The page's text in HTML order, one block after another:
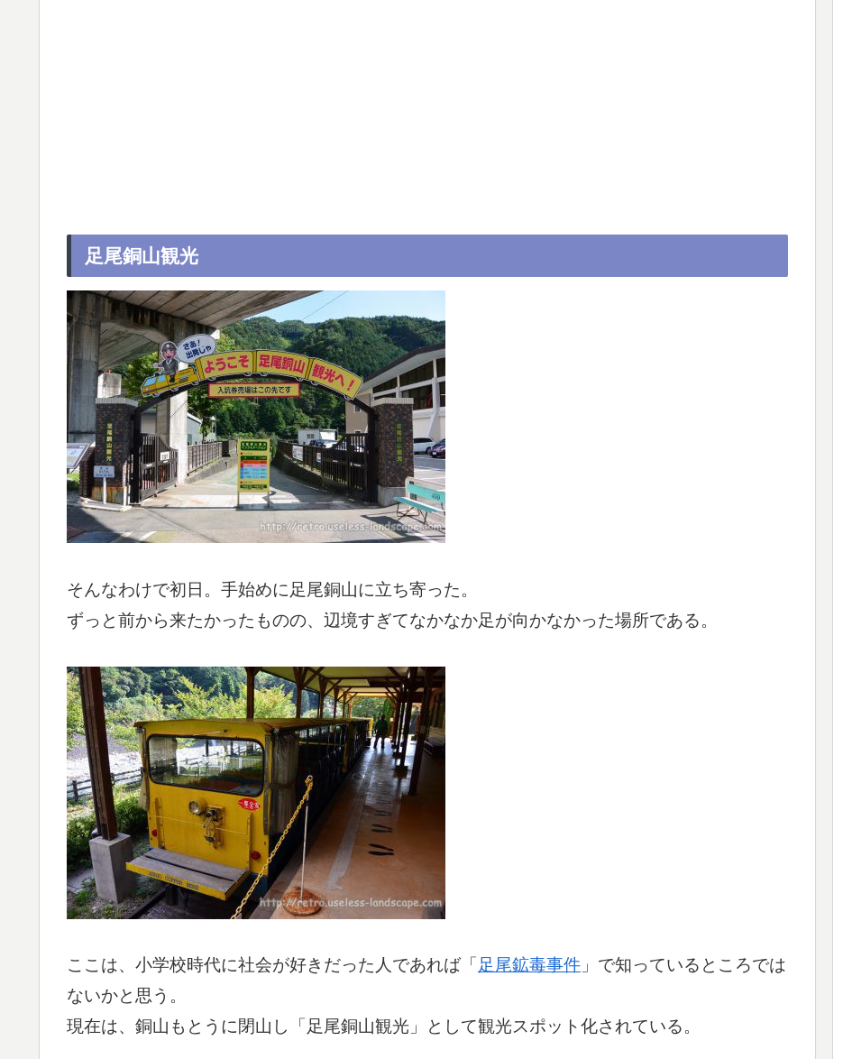
足尾銅山観光
そんなわけで初日。手始めに足尾銅山に立ち寄った。
ずっと前から来たかったものの、辺境すぎてなかなか足が向かなかった場所である。
ここは、小学校時代に社会が好きだった人であれば「 足尾鉱毒事件 」で知っているところでは
ないかと思う。
現在は、銅山もとうに閉山し「足尾銅山観光」として観光スポット化されている。